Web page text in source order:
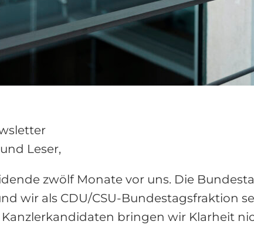
Leser,
zwölf Monate vor uns. Die
wir als CDU/CSU-Bundestagsfraktion
Kanzlerkandidaten bringen wir Klarheit